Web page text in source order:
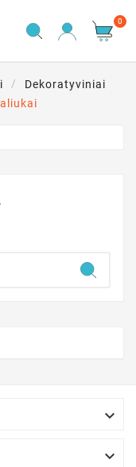
0
Dekoratyviniai

